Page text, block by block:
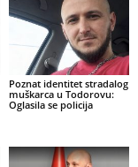
Poznat identitet stradalog
muškarca u Todorovu:
Oglasila se policija